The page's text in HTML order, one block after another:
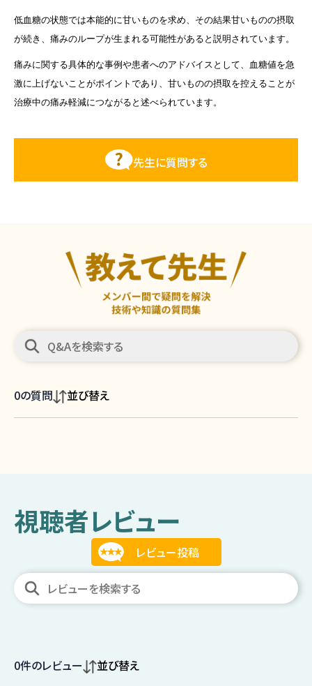
低血糖の状態では本能的に甘いものを求め、その結果甘いものの摂取
が続き、痛みのループが生まれる可能性があると説明されています。
痛みに関する具体的な事例や患者へのアドバイスとして、血糖値を急
激に上げないことがポイントであり、甘いものの摂取を控えることが
治療中の痛み軽減につながると述べられています。
先生に質問する
0の質問 並び替え
視聴者レビュー
0件のレビュー 並び替え